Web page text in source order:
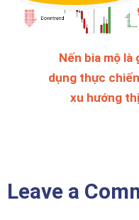
Nến bia mộ là
dụng thực
xu hướng
Leave a